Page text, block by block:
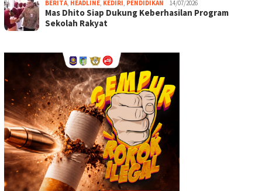
BERITA HEADLINE KEDIRI PENDIDIKAN 14/07/2026
Mas Dhito Siap Dukung Keberhasilan Program
Sekolah Rakyat